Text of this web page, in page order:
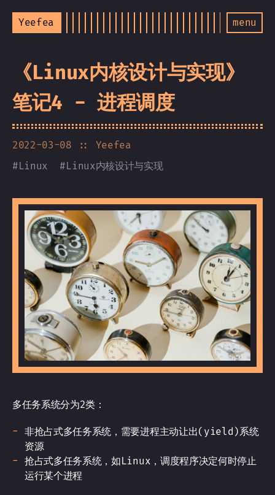
Yeefea menu
《Linux内核设计与实现》
笔记4 - 进程调度
2022-03-08
:: Yeefea
#Linux #Linux内核设计与实现
多任务系统分为2类：
非抢占式多任务系统，需要进程主动让出(yield)系统
资源
抢占式多任务系统，如Linux，调度程序决定何时停止
运行某个进程